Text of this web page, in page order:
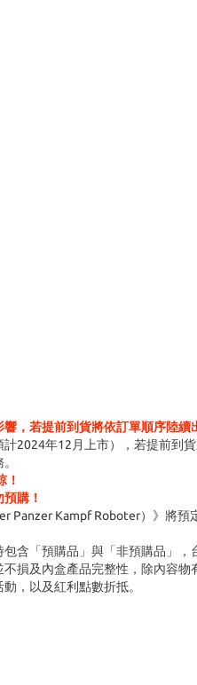
，若提前到貨將依訂單順序陸續
2024年12月上市），若提前到貨
！
購！
Kampf Roboter）》將預
包含「預購品」與「非預購品」
損及內盒產品完整性，除內容物
，以及紅利點數折抵。